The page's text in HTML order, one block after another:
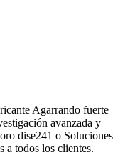
Agarrando fuerte
avanzada y
dise241 o Soluciones
a todos los clientes.